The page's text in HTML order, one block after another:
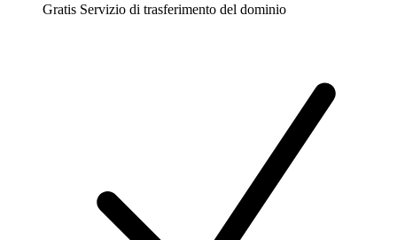
Gratis Servizio di trasferimento del dominio